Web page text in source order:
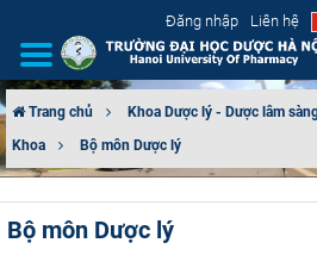
Đăng nhập Liên hệ
GIỚI THIỆU
CƠ CẤU TỔ CHỨC
Trang chủ Khoa Dược lý - Dược lâm
Khoa
Bộ môn Dược lý
Bộ môn Dược lý